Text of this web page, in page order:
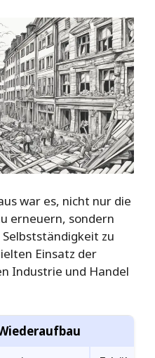
war es, nicht nur die
erneuern, sondern
zu
Einsatz der
Industrie und Handel